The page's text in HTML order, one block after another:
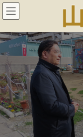
コ
ン
ン
ツ
へ
ス
キ
ッ
プ
ナ
ビ
ー
シ
ョ
ン
に
移
動